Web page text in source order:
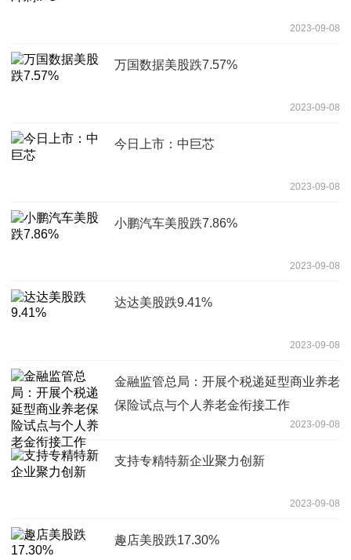
2023-09-08
万国数据美股跌7.57%
2023-09-08
今日上市：中巨芯
2023-09-08
小鹏汽车美股跌7.86%
2023-09-08
达达美股跌9.41%
2023-09-08
金融监管总局：开展个税递延型商业养老
保险试点与个人养老金衔接工作
2023-09-08
支持专精特新企业聚力创新
2023-09-08
趣店美股跌17.30%